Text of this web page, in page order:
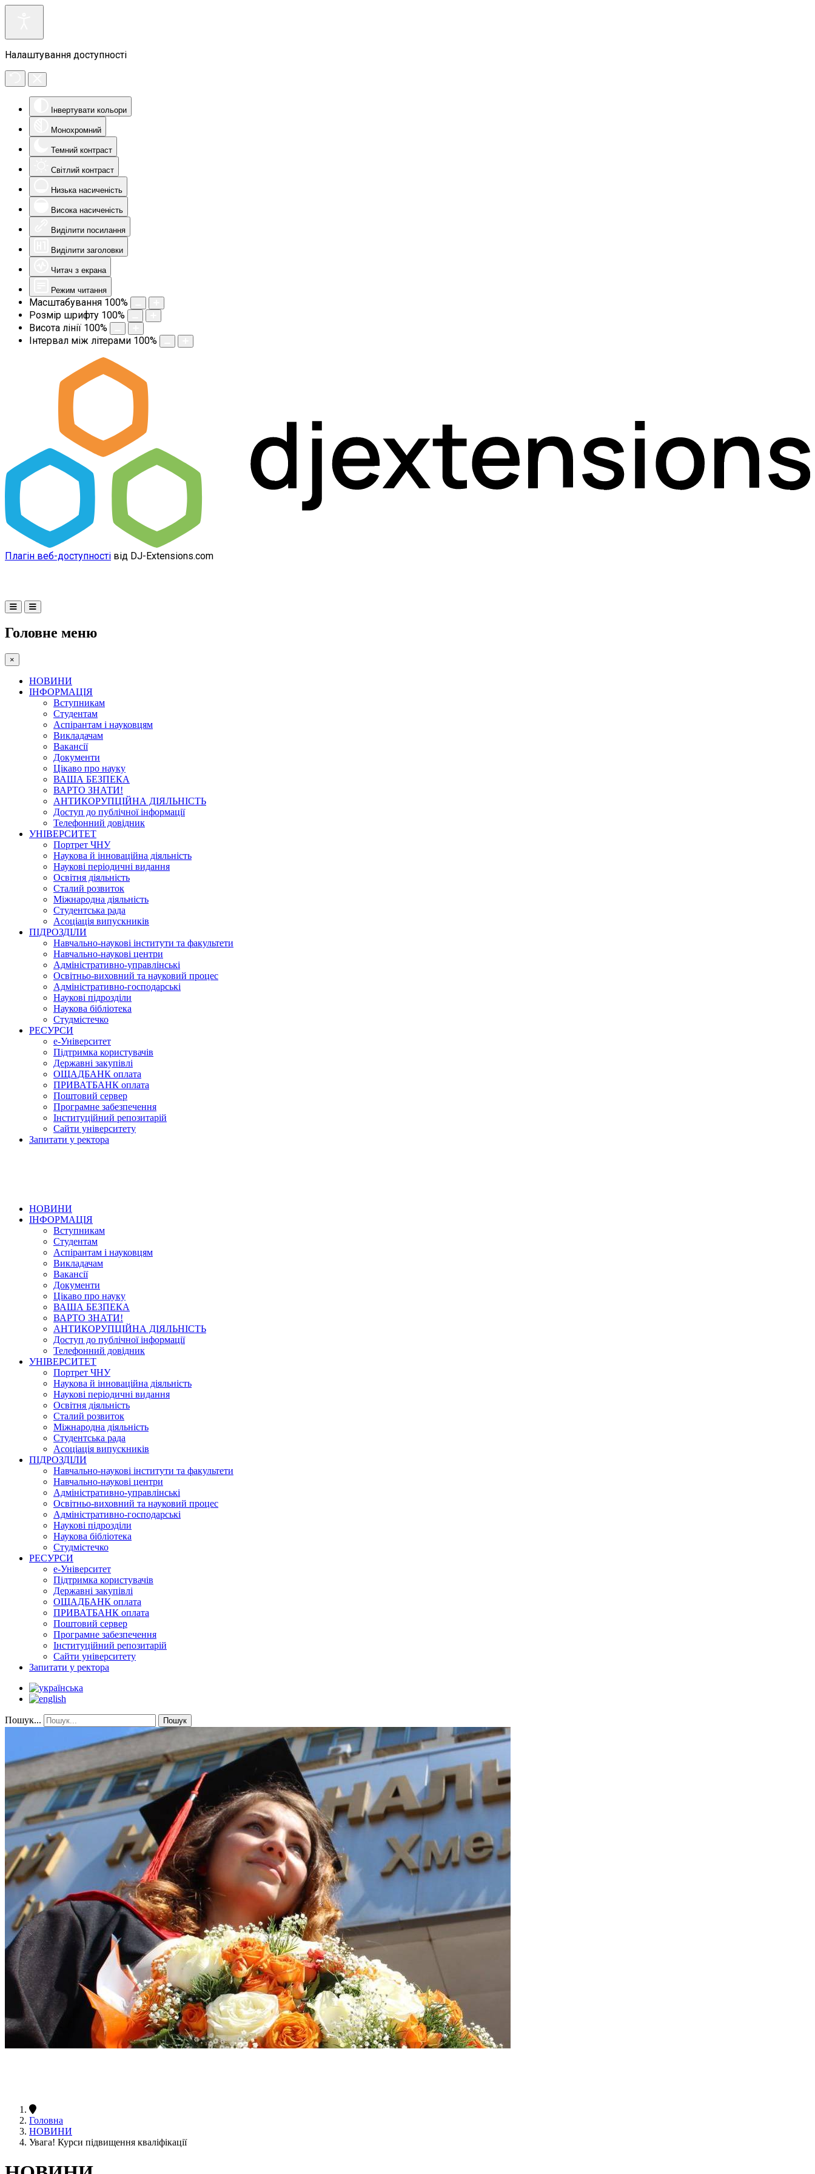
Налаштування доступності
Інвертувати кольори
Монохромний
Темний контраст
Світлий контраст
Низька насиченість
Висока насиченість
Виділити посилання
Виділити заголовки
Читач з екрана
Режим читання
Масштабування 100%
Розмір шрифту 100%
Висота лінії 100%
Інтервал між літерами 100%
Плагін веб-доступності від DJ-Extensions.com
Головне меню
×
НОВИНИ
ІНФОРМАЦІЯ
Вступникам
Студентам
Аспірантам і науковцям
Викладачам
Вакансії
Документи
Цікаво про науку
ВАША БЕЗПЕКА
ВАРТО ЗНАТИ!
АНТИКОРУПЦІЙНА ДІЯЛЬНІСТЬ
Доступ до публічної інформації
Телефонний довідник
УНІВЕРСИТЕТ
Портрет ЧНУ
Наукова й інноваційна діяльність
Наукові періодичні видання
Освітня діяльність
Сталий розвиток
Міжнародна діяльність
Студентська рада
Асоціація випускників
ПІДРОЗДІЛИ
Навчально-наукові інститути та факультети
Навчально-наукові центри
Адміністративно-управлінські
Освітньо-виховний та науковий процес
Адміністративно-господарські
Наукові підрозділи
Наукова бібліотека
Студмістечко
РЕСУРСИ
е-Університет
Підтримка користувачів
Державні закупівлі
ОЩАДБАНК оплата
ПРИВАТБАНК оплата
Поштовий сервер
Програмне забезпечення
Інституційний репозитарій
Сайти університету
Запитати у ректора
НОВИНИ
ІНФОРМАЦІЯ
Вступникам
Студентам
Аспірантам і науковцям
Викладачам
Вакансії
Документи
Цікаво про науку
ВАША БЕЗПЕКА
ВАРТО ЗНАТИ!
АНТИКОРУПЦІЙНА ДІЯЛЬНІСТЬ
Доступ до публічної інформації
Телефонний довідник
УНІВЕРСИТЕТ
Портрет ЧНУ
Наукова й інноваційна діяльність
Наукові періодичні видання
Освітня діяльність
Сталий розвиток
Міжнародна діяльність
Студентська рада
Асоціація випускників
ПІДРОЗДІЛИ
Навчально-наукові інститути та факультети
Навчально-наукові центри
Адміністративно-управлінські
Освітньо-виховний та науковий процес
Адміністративно-господарські
Наукові підрозділи
Наукова бібліотека
Студмістечко
РЕСУРСИ
е-Університет
Підтримка користувачів
Державні закупівлі
ОЩАДБАНК оплата
ПРИВАТБАНК оплата
Поштовий сервер
Програмне забезпечення
Інституційний репозитарій
Сайти університету
Запитати у ректора
Пошук... Пошук
Головна
НОВИНИ
Увага! Курси підвищення кваліфікації